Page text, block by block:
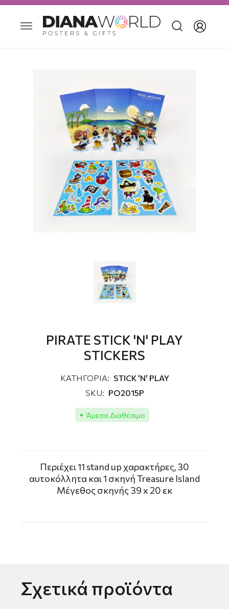
PIRATE STICK 'N' PLAY
STICKERS
ΚΑΤΗΓΟΡΙΑ: STICK 'N' PLAY
SKU: PO2015P
Άμεσα Διαθέσιμο
Περιέχει 11 stand up χαρακτήρες, 30
αυτοκόλλητα και 1 σκηνή Treasure Island
Μέγεθος σκηνής 39 x 20 εκ
Σχετικά προϊόντα